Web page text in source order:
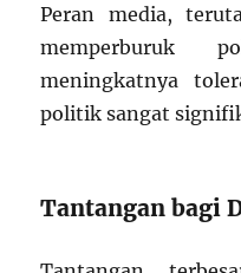
Peran media,
memperburuk
meningkatnya
politik sangat
Tantangan bagi